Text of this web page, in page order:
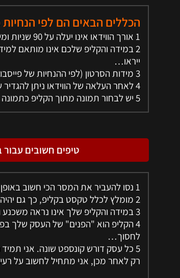
הכללים הבאים הם לפי הנחיות
1 אורך הווידאו אינו יעלה על 90 שניות ומינימום 20 שניות.
2 במידה והקליפ שלכם אינו מותאם
ייראו…
3 מידות הסרטון (לפי ההנחיות של פייסבוק) הם: מינימום 312 * 820 ומקסימום 462 * 820
4 לאחר העלאה של הווידאו ניתן להגדיר שהוא ינגן ב-LOOP או פעם אחת (אני ממליץ LOOP).
5 יש לבחור תמונה מתוך הקליפ כתמונה מייצגת - פייסבוק מציע 1-10 אפשרויות.
טיפים חשובים
1 נסו להעביר את המסר הכי חשוב באופן משכנע, ברור וממתג.
2 מומלץ לכלל טקסט בקליפ, כך גם יהיה ניתן להבין את המסר ללא שמיעה…
3 במידה והקליפ שלך אינו נראה משכנע ונעשה באופן מקצועי, עדיף לא להעלות אותו כלל.
4 הקליפ הוא "הפנים" של העסק שלך
לחסוך…
5 כל עסק דורש קונספט שונה. אני תמיד רוצה לקבל אינפורמציה אודות העסק ובעל העסק.
רק לאחר מכן, אני מתחיל לחשוב על